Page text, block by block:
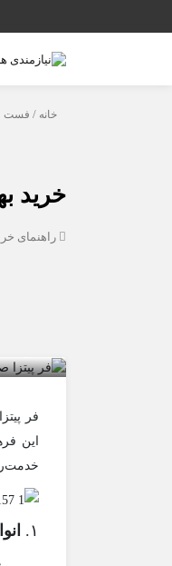
خانه / فست
خرید
راهنمای
فر
این
۱.